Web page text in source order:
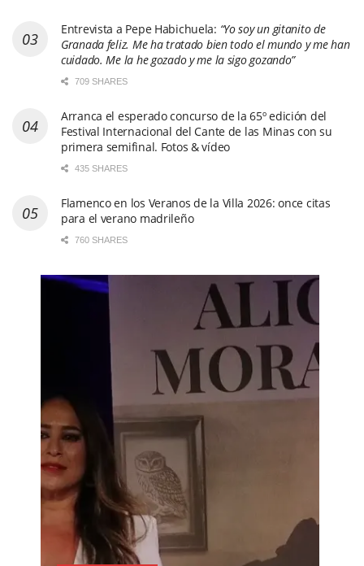
Entrevista a Pepe Habichuela: “Yo soy un gitanito de
Granada feliz. Me ha tratado bien todo el mundo y me han
cuidado. Me la he gozado y me la sigo gozando”
709 SHARES
Arranca el esperado concurso de la 65º edición del
Festival Internacional del Cante de las Minas con su
primera semifinal. Fotos & vídeo
435 SHARES
Flamenco en los Veranos de la Villa 2026: once citas
para el verano madrileño
760 SHARES